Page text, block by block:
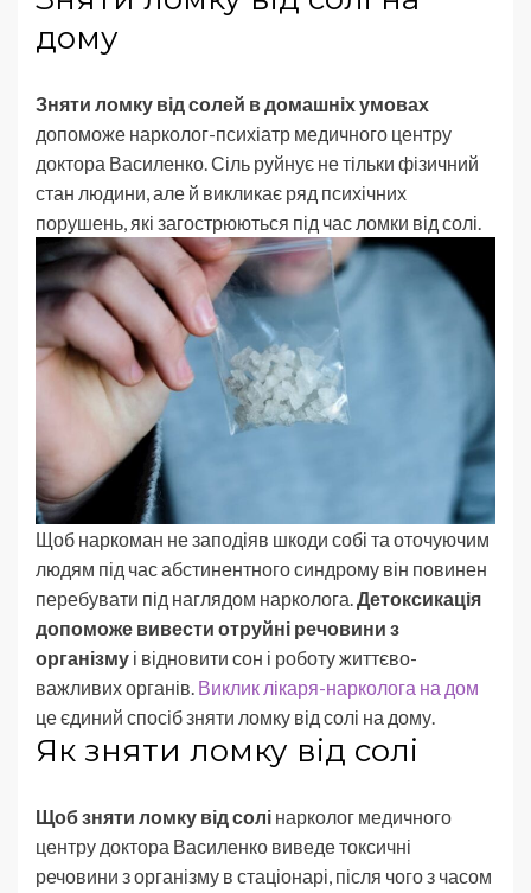
дому
Зняти ломку від солей в домашніх умовах
допоможе нарколог-психіатр медичного центру
доктора Василенко. Сіль руйнує не тільки фізичний
стан людини, але й викликає ряд психічних
порушень, які загострюються під час ломки від солі.
Щоб наркоман не заподіяв шкоди собі та оточуючим
людям під час абстинентного синдрому він повинен
перебувати під наглядом нарколога.Детоксикація
допоможе вивести отруйні речовини з
організму і відновити сон і роботу життєво-
важливих органів. Виклик лікаря-нарколога на дом
це єдиний спосіб зняти ломку від солі на дому.
Як зняти ломку від солі
Щоб зняти ломку від солі нарколог медичного
центру доктора Василенко виведе токсичні
речовини з організму в стаціонарі, після чого з часом